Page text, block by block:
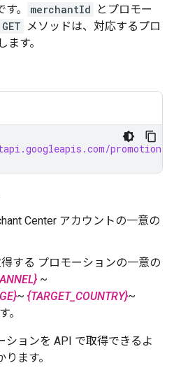
。
merchantId
とプロモー
GET メソッドは、対応するプロ
す。
Center アカウントの一意の
得する プロモーションの一意の
~
~ {TARGET_COUNTRY}~
。
ションを API で取得できるよ
ます。